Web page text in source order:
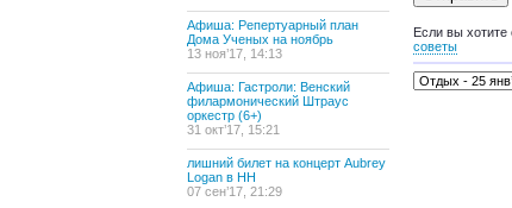
Афиша: Репертуарный план
Дома Ученых на ноябрь
13 ноя’17, 14:13
Афиша: Гастроли: Венский
филармонический Штраус
оркестр (6+)
31 окт’17, 15:21
лишний билет на концерт Aubrey
Logan в НН
07 сен’17, 21:29
Если вы хотите
советы